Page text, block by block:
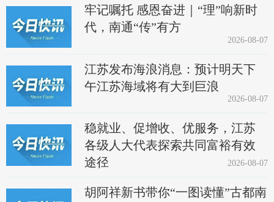
牢记嘱托 感恩奋进｜“理”响新时
代，南通“传”有方
2026-08-07
江苏发布海浪消息：预计明天下
午江苏海域将有大到巨浪
2026-08-07
稳就业、促增收、优服务，江苏
各级人大代表探索共同富裕有效
途径
2026-08-07
胡阿祥新书带你“一图读懂”古都南